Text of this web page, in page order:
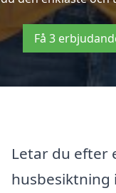
Få 3
Letar du efter
husbesiktning